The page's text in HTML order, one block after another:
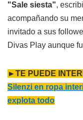
"Sale siesta",
acompañando su
invitado a sus
Divas Play aunque
►TE PUEDE
Silenzi en ropa
explota todo